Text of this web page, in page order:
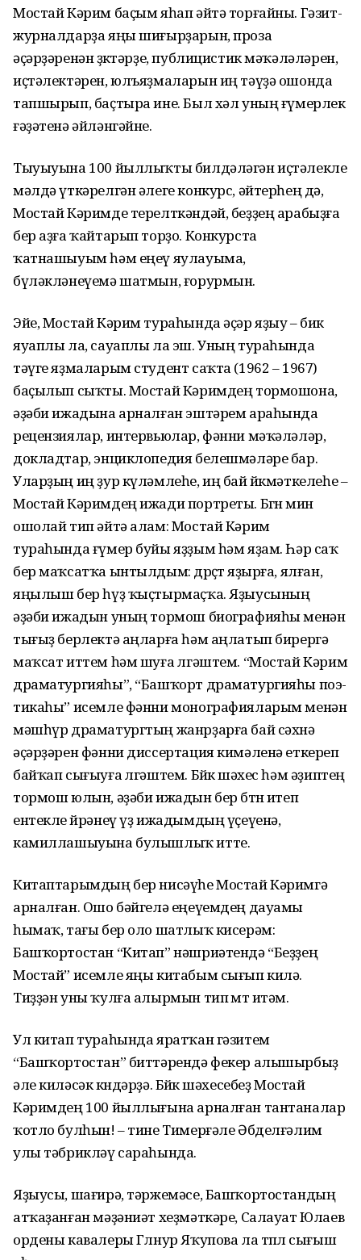
Мостай Кәрим баҫым яһап әйтә торғайны. Гәзит-
журналдарҙа яңы шиғырҙарын, проза
әҫәрҙәренән өҙөктәрҙе, публицистик мәҡәләләрен,
иҫтәлек­тәрен, юлъяҙмаларын иң тәүҙә ошонда
тапшырып, баҫтыра ине. Был хәл уның ғүмерлек
ғәҙәтенә әйләнгәйне.
Тыуыуына 100 йыллыҡты бил­дәләгән иҫтәлекле
мәлдә үткә­релгән әлеге конкурс, әйтерһең дә,
Мостай Кәримде терелткәндәй, беҙҙең арабыҙға
бер аҙға ҡайтарып торҙо. Конкурста
ҡатнашыуым һәм еңеү яулауыма,
бүләкләнеүемә шатмын, ғорурмын.
Эйе, Мостай Кәрим тураһында әҫәр яҙыу – бик
яуаплы ла, сауап­лы ла эш. Уның тураһында
тәүге яҙмаларым студент саҡта (1962 – 1967)
баҫылып сыҡты. Мостай Кәримдең тормошона,
әҙәби ижадына арналған эштәрем араһында
рецензиялар, интервьюлар, фәнни мәҡәләләр,
докладтар, энциклопедия белешмәләре бар.
Уларҙың иң ҙур күләмлеһе, иң бай йөк­мәткелеһе –
Мостай Кәримдең ижади портреты. Бөгөн мин
ошолай тип әйтә алам: Мостай Кәрим
тураһында ғүмер буйы яҙҙым һәм яҙам. Һәр саҡ
бер маҡсатҡа ынтылдым: дөрөҫтө яҙырға, ялған,
яңылыш бер һүҙ ҡыҫтырмаҫҡа. Яҙыусының
әҙәби ижадын уның тормош биог­рафияһы менән
тығыҙ берлектә аңларға һәм аңлатып бирергә
маҡсат иттем һәм шуға өлгәштем. “Мостай Кәрим
драматургияһы”, “Башҡорт драматургияһы поэ­
ти­каһы” исемле фәнни монография­ларым менән
мәшһүр драматург­тың жанрҙарға бай сәхнә
әҫәрҙәрен фәнни диссертация кимәленә еткереп
байҡап сығыуға өлгәштем. Бөйөк шәхес һәм әҙиптең
тормош юлын, әҙәби ижадын бер бөтөн итеп
ентекле өйрәнеү үҙ ижадым­дың үҫеүенә,
камиллашыуына булышлыҡ итте.
Китаптарымдың бер нисәүһе Мостай Кәримгә
арналған. Ошо бәйгелә еңеүемдең дауамы
һымаҡ, тағы бер оло шатлыҡ кисерәм:
Башҡортостан “Китап” нәшриәтендә “Беҙҙең
Мостай” исемле яңы китабым сығып килә.
Тиҙҙән уны ҡулға алырмын тип өмөт итәм.
Ул китап тураһында яратҡан гәзитем
“Башҡортостан” биттәрен­дә фекер алышырбыҙ
әле киләсәк көндәрҙә. Бөйөк шәхесебеҙ Мостай
Кәримдең 100 йыллығына арналған тантаналар
ҡотло булһын! – тине Тимерғәле Әбделғәлим
улы тәб­рикләү сараһында.
Яҙыусы, шағирә, тәржемәсе, Башҡортостандың
атҡаҙанған мәҙә­ниәт хеҙмәткәре, Салауат Юлаев
ордены кавалеры Гөлнур Яҡупова ла төплө сығыш